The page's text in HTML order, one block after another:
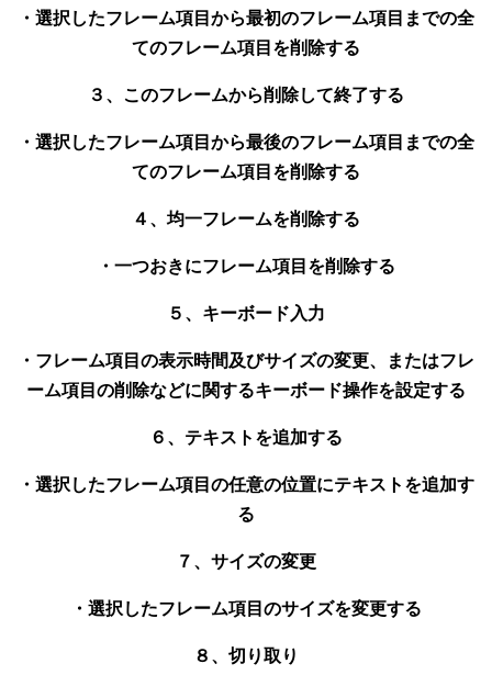
・選択したフレーム項目から最初のフレーム項目までの全
てのフレーム項目を削除する
３、このフレームから削除して終了する
・選択したフレーム項目から最後のフレーム項目までの全
てのフレーム項目を削除する
４、均一フレームを削除する
・一つおきにフレーム項目を削除する
５、キーボード入力
・フレーム項目の表示時間及びサイズの変更、またはフレ
ーム項目の削除などに関するキーボード操作を設定する
６、テキストを追加する
・選択したフレーム項目の任意の位置にテキストを追加す
る
７、サイズの変更
・選択したフレーム項目のサイズを変更する
８、切り取り